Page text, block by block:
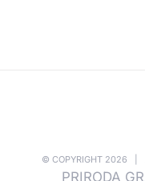
© COPYRIGHT 2026 |
PRIRODA